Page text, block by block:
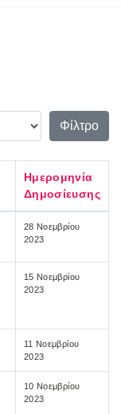
Φίλτρο
Ημερομηνία
Δημοσίευσης
28 Νοεμβρίου
2023
15 Νοεμβρίου
2023
11 Νοεμβρίου
2023
10 Νοεμβρίου
2023